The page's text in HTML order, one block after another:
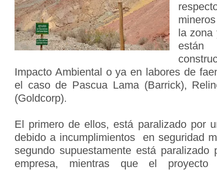
la zona
Impacto Ambiental o ya en labores de
el caso de Pascua Lama (Barrick),
(Goldcorp).
El primero de ellos, está paralizado por
debido a incumplimientos en seguridad
segundo supuestamente está
empresa, mientras que el